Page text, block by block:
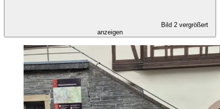
Bild 2 vergrößert
anzeigen